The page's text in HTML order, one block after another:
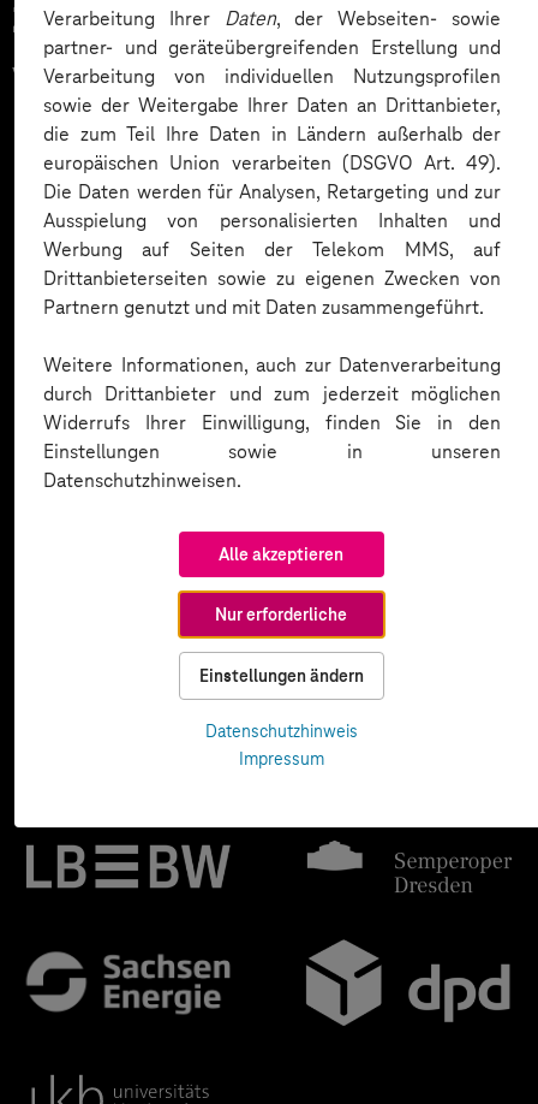
Verarbeitung Ihrer Daten, der Webseiten- sowie
partner- und geräteübergreifenden Erstellung und
Verarbeitung von individuellen Nutzungsprofilen
sowie der Weitergabe Ihrer Daten an Drittanbieter,
die zum Teil Ihre Daten in Ländern außerhalb der
europäischen Union verarbeiten (DSGVO Art. 49).
Die Daten werden für Analysen, Retargeting und zur
Ausspielung von personalisierten Inhalten und
Werbung auf Seiten der Telekom MMS, auf
Drittanbieterseiten sowie zu eigenen Zwecken von
Partnern genutzt und mit Daten zusammengeführt.
Weitere Informationen, auch zur Datenverarbeitung
durch Drittanbieter und zum jederzeit möglichen
Widerrufs Ihrer Einwilligung, finden Sie in den
Einstellungen sowie in unseren
Datenschutzhinweisen.
Alle akzeptieren
Nur erforderliche
Einstellungen ändern
Datenschutzhinweis
Impressum
Zahlreiche Unternehmen
vertrauen auf unsere
Expertise. Hier eine Auswahl: